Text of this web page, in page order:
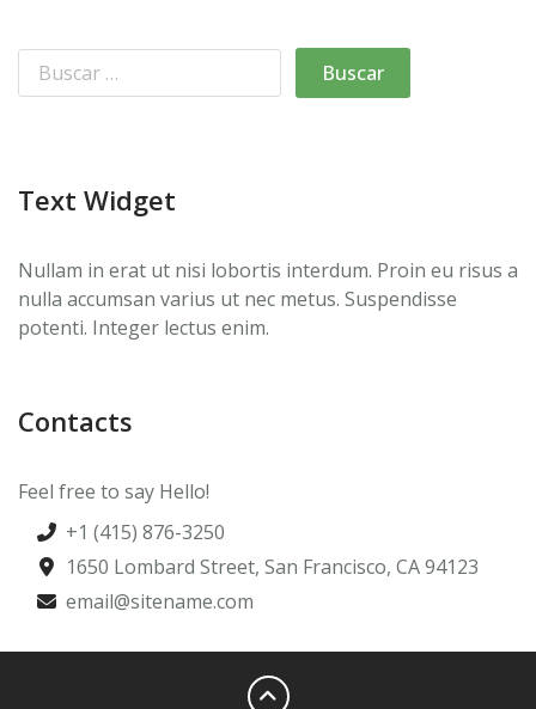
Text Widget
Nullam in erat ut nisi lobortis interdum. Proin eu risus a
nulla accumsan varius ut nec metus. Suspendisse
potenti. Integer lectus enim.
Contacts
Feel free to say Hello!
+1 (415) 876-3250
1650 Lombard Street, San Francisco, CA 94123
email@sitename.com